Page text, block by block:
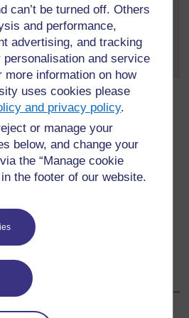
can’t be turned off. Others
and performance,
advertising, and tracking
and service
more information on how
uses cookies please
and privacy policy.
or manage your
below, and change your
the “Manage cookie
the footer of our website.
हमेशा या कभी भी सत्य नहीं हैं?
विद्यार्थियों की समझ को समेकित
भी गलतफहमी को उजागर किया गया? यदि
में उनका समाधान कैसे कर सकते हैं?
था?